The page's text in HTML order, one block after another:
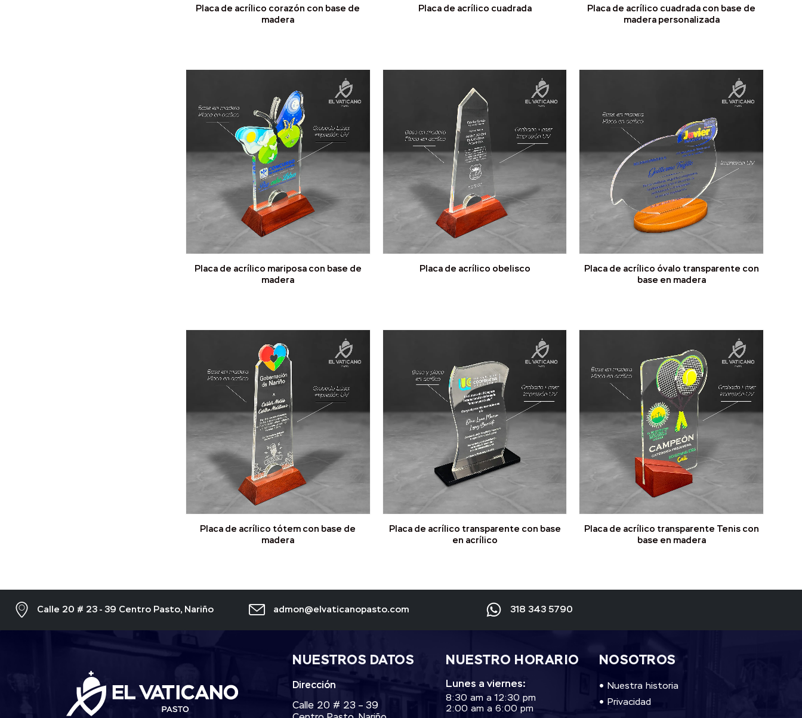
Placa de acrílico corazón con base de
madera
Placa de acrílico cuadrada
Placa de acrílico cuadrada con base de
madera personalizada
Placa de acrílico mariposa con base de
madera
Placa de acrílico obelisco
Placa de acrílico óvalo transparente con
base en madera
Placa de acrílico tótem con base de
madera
Placa de acrílico transparente con base
en acrílico
Placa de acrílico transparente Tenis con
base en madera
Calle 20 # 23 - 39 Centro Pasto, Nariño admon@elvaticanopasto.com 318 343 5790
NUESTROS DATOS
Dirección
Calle 20 # 23 – 39
NOSOTROS
Nuestra historia
Privacidad
NUESTRO HORARIO
Lunes a viernes:
8:30 am a 12:30 pm
2:00 am a 6:00 pm